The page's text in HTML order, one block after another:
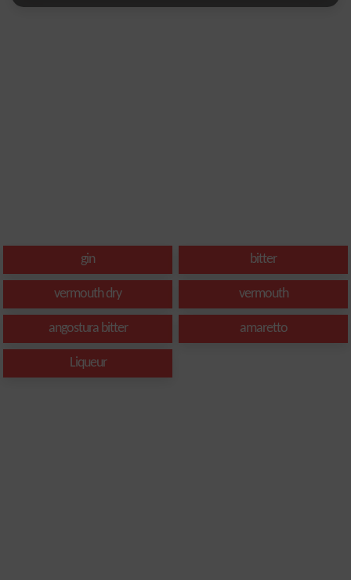
gin bitter
vermouth dry vermouth
angostura bitter amaretto
Liqueur